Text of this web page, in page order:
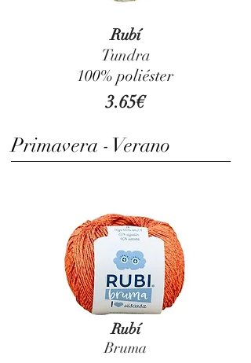
Rubí
Tundra
100% poliéster
3.65€
Primavera - Verano
Rubí
Bruma